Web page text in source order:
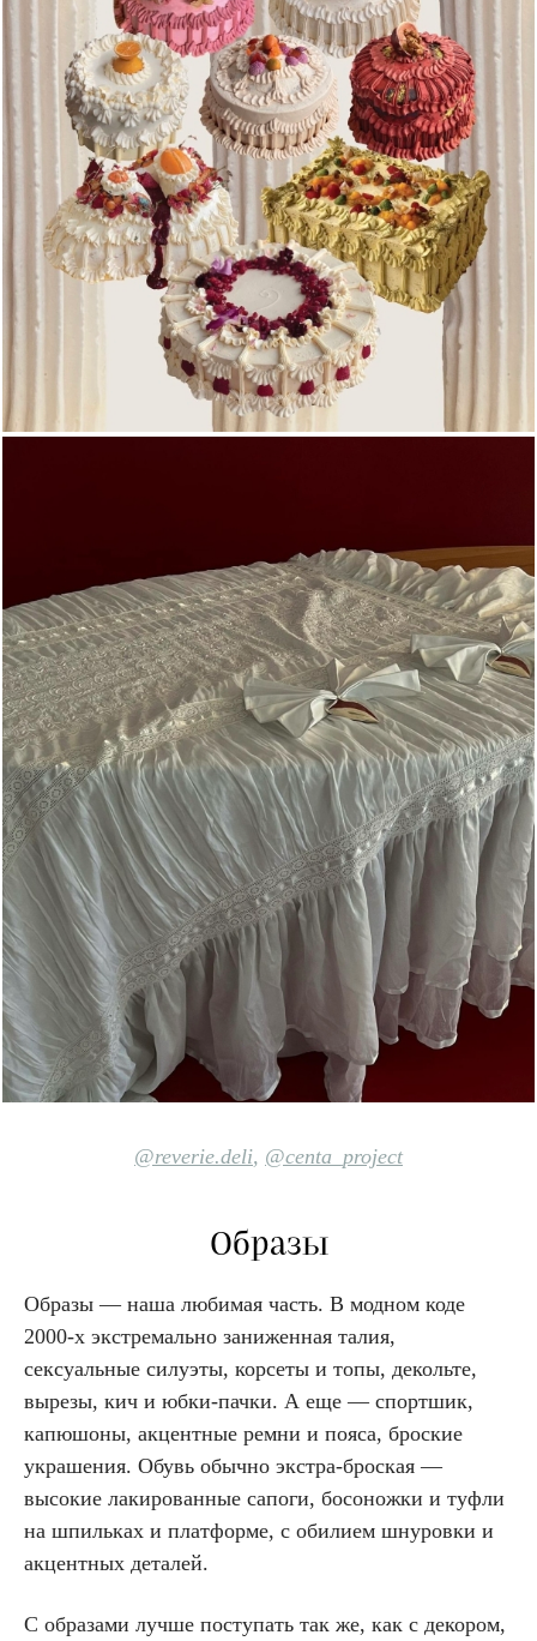
@reverie.deli, @centa_project
Образы
Образы — наша любимая часть. В модном коде
2000-х экстремально заниженная талия,
сексуальные силуэты, корсеты и топы, декольте,
вырезы, кич и юбки-пачки. А еще — спортшик,
капюшоны, акцентные ремни и пояса, броские
украшения. Обувь обычно экстра-броская —
высокие лакированные сапоги, босоножки и туфли
на шпильках и платформе, с обилием шнуровки и
акцентных деталей.
С образами лучше поступать так же, как с декором,